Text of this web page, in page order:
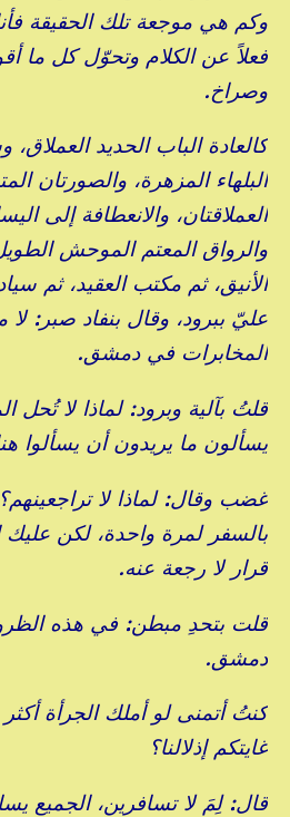
وكم هي موجعة تلك الحقيقة
فعلاً عن الكلام وتحوّل كل ما
وصراخ.
كالعادة الباب الحديد
البلهاء المزهرة، والصورتان
العملاقتان، والانعطافة إلى
والرواق المعتم الموحش
الأنيق، ثم مكتب العقيد، ثم
عليّ ببرود، وقال بنفاد صبر:
المخابرات في دمشق.
قلتُ بآلية وبرود: لماذا لا تُحل
يسألون ما يريدون أن يسألوا
غضب وقال: لماذا لا
بالسفر لمرة واحدة، لكن عليك
قرار لا رجعة عنه.
قلت بتحدِ مبطن: في هذه
دمشق.
كنتُ أتمنى لو أملك الجرأة أكثر
غايتكم إذلالنا؟
قال: لِمَ لا تسافرين، الجميع